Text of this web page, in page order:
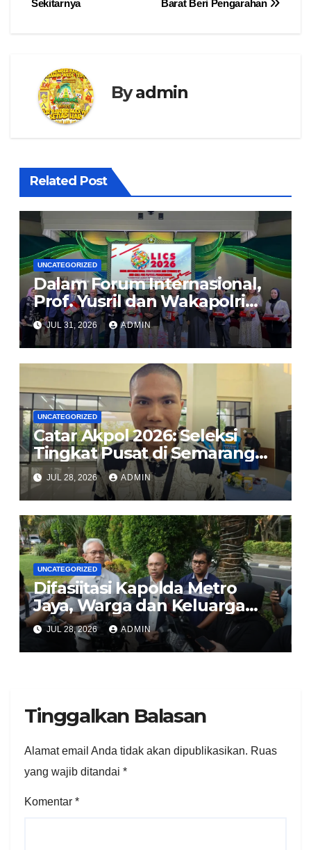
Barat Beri Pengarahan
Sekitarnya
Byadmin
Related Post
UNCATEGORIZED
Dalam Forum Internasional,
Prof. Yusril dan Wakapolri
Serukan Penguatan
Kerangka Hukum Global
Lindungi Perempuan dan
Anak dari TPPO
JUL 31, 2026 ADMIN
UNCATEGORIZED
Catar Akpol 2026: Seleksi
Tingkat Pusat di Semarang
Usung Prinsip BETAH, Polri
Komitmen Rekrutmen Bersih
dan Transparan
JUL 28, 2026 ADMIN
UNCATEGORIZED
Difasiitasi Kapolda Metro
Jaya, Warga dan Keluarga
Korban Imbau Jaga
Kondusivitas
JUL 28, 2026 ADMIN
Tinggalkan Balasan
Alamat email Anda tidak akan dipublikasikan. Ruas
yang wajib ditandai *
Komentar *